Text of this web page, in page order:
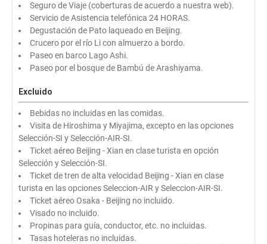
Seguro de Viaje (coberturas de acuerdo a nuestra web).
Servicio de Asistencia telefónica 24 HORAS.
Degustación de Pato laqueado en Beijing.
Crucero por el río Li con almuerzo a bordo.
Paseo en barco Lago Ashi.
Paseo por el bosque de Bambú de Arashiyama.
Excluido
Bebidas no incluidas en las comidas.
Visita de Hiroshima y Miyajima, excepto en las opciones
Selección-SI y Selección-AIR-SI.
Ticket aéreo Beijing - Xian en clase turista en opción
Selección y Selección-SI.
Ticket de tren de alta velocidad Beijing - Xian en clase
turista en las opciones Seleccion-AIR y Seleccion-AIR-SI.
Ticket aéreo Osaka - Beijing no incluido.
Visado no incluido.
Propinas para guía, conductor, etc. no incluidas.
Tasas hoteleras no incluidas.